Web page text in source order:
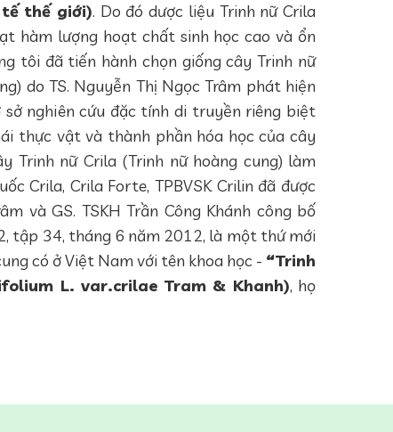
thế giới). Do đó dược liệu Trinh nữ Crila
hàm lượng hoạt chất sinh học cao và ổn
tôi đã tiến hành chọn giống cây Trinh nữ
do TS. Nguyễn Thị Ngọc Trâm phát hiện
nghiên cứu đặc tính di truyền riêng biệt
thực vật và thành phần hóa học của cây
Trinh nữ Crila (Trinh nữ hoàng cung) làm
Crila, Crila Forte, TPBVSK Crilin đã được
và GS. TSKH Trần Công Khánh công bố
tập 34, tháng 6 năm 2012, là một thứ mới
có ở Việt Nam với tên khoa học - “Trinh
L. var.crilae Tram & Khanh), họ